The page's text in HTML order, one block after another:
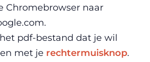
Chromebrowser naar
pdf-bestand dat je wil
met je rechtermuisknop.